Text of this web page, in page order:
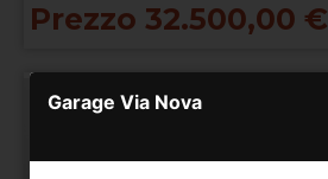
Prezzo 32.500,00 €
Garage Via Nova